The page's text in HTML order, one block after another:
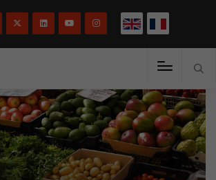
Français English(English)